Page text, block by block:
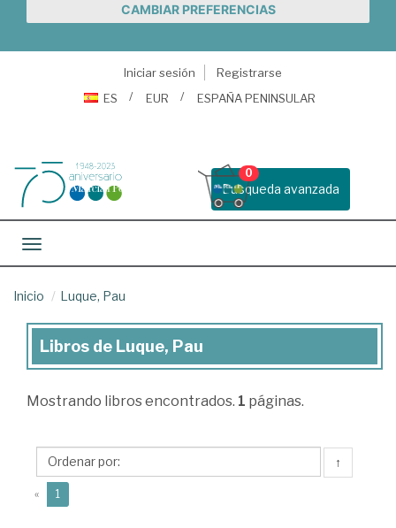
CAMBIAR PREFERENCIAS
Iniciar sesión
Registrarse
ES
EUR ESPAÑA PENINSULAR
Busqueda avanzada
0
Toggle navigation
Inicio Luque, Pau
Libros
Luque,
Libros de Luque, Pau
Mostrando libros encontrados. 1 páginas.
↑
« 1